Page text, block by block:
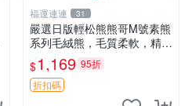
福運連連 31
嚴選日版輕松熊熊哥M號素熊
系列毛絨熊，毛質柔軟，精緻
可愛，尺寸35cm，保存狀態
優異。收藏或贈送皆為佳選。
中古 毛絨熊 毛玩偶
$1,169 95折
折扣碼